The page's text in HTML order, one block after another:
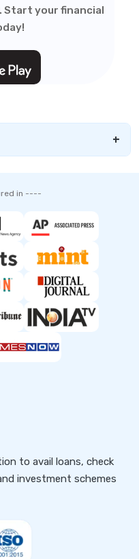
india
Patients in India
Arthritis in
in India
Start your financial
+
in ----
to avail loans, check
investment schemes